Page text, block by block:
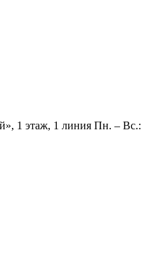
1 этаж, 1 линия Пн. – Вс.: